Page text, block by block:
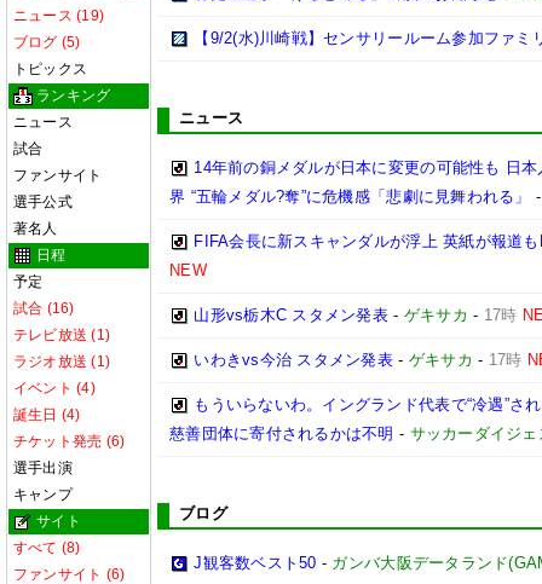
ニュース (19)
ブログ (5)
トピックス
ランキング
ニュース
試合
ファンサイト
選手公式
著名人
日程
予定
試合 (16)
テレビ放送 (1)
ラジオ放送 (1)
イベント (4)
誕生日 (4)
チケット発売 (6)
選手出演
キャンプ
サイト
すべて (8)
ファンサイト (6)
【9/2(水)川崎戦】センサリールーム参加ファミ
ニュース
14年前の銅メダルが日本に変更の可能性も 日
界 “五輪メダル?奪”に危機感「悲劇に見舞われる」
FIFA会長に新スキャンダルが浮上 英紙が報道
NEW
山形vs栃木C スタメン発表 - ゲキサカ - 17時
いわきvs今治 スタメン発表 - ゲキサカ - 17時
もういらないわ。イングランド代表で“冷遇”さ
慈善団体に寄付されるかは不明 - サッカーダイジ
ブログ
J観客数ベスト50 - ガンバ大阪データランド